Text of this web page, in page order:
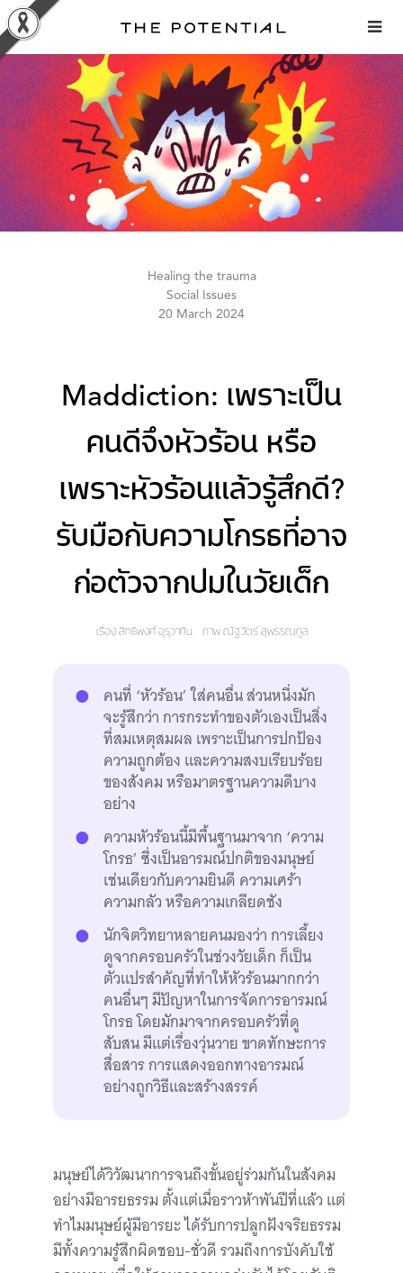
Skip
to
content
Healing the trauma
Social Issues
20 March 2024
Maddiction: เพราะเป็น
คนดีจึงหัวร้อน หรือ
เพราะหัวร้อนแล้วรู้สึกดี?
รับมือกับความโกรธที่อาจ
ก่อตัวจากปมในวัยเด็ก
เรื่อง สิทธิพงศ์ อุรุวาทิน ภาพ ณัฐวัตร์ สุพรรณกูล
คนที่ ‘หัวร้อน’ ใส่คนอื่น ส่วนหนึ่งมัก
จะรู้สึกว่า การกระทำของตัวเองเป็นสิ่ง
ที่สมเหตุสมผล เพราะเป็นการปกป้อง
ความถูกต้อง และความสงบเรียบร้อย
ของสังคม หรือมาตรฐานความดีบาง
อย่าง
ความหัวร้อนนี้มีพื้นฐานมาจาก ‘ความ
โกรธ’ ซึ่งเป็นอารมณ์ปกติของมนุษย์
เช่นเดียวกับความยินดี ความเศร้า
ความกลัว หรือความเกลียดชัง
นักจิตวิทยาหลายคนมองว่า การเลี้ยง
ดูจากครอบครัวในช่วงวัยเด็ก ก็เป็น
ตัวแปรสำคัญที่ทำให้หัวร้อนมากกว่า
คนอื่นๆ มีปัญหาในการจัดการอารมณ์
โกรธ โดยมักมาจากครอบครัวที่ดู
สับสน มีแต่เรื่องวุ่นวาย ขาดทักษะการ
สื่อสาร การแสดงออกทางอารมณ์
อย่างถูกวิธีและสร้างสรรค์
มนุษย์ได้วิวัฒนาการจนถึงขั้นอยู่ร่วมกันในสังคม
อย่างมีอารยธรรม ตั้งแต่เมื่อราวห้าพันปีที่แล้ว แต่
ทำไมมนุษย์ผู้มีอารยะ ได้รับการปลูกฝังจริยธรรม
มีทั้งความรู้สึกผิดชอบ-ชั่วดี รวมถึงการบังคับใช้